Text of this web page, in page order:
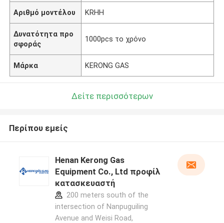
Αριθμό μοντέλου KRHH
Δυνατότητα προ
σφοράς
1000pcs το χρόνο
Μάρκα KERONG GAS
Δείτε περισσότερων
Περίπου εμείς
Henan Kerong Gas
Equipment Co., Ltd προφίλ
κατασκευαστή
200 meters south of the
intersection of Nanpuguiling
Avenue and Weisi Road,